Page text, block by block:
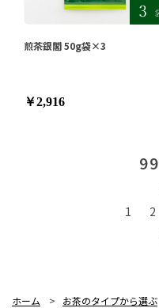
煎茶銀閣 50g袋×3
￥2,916
99
1 2
ホーム > お茶のタイプから選ぶ